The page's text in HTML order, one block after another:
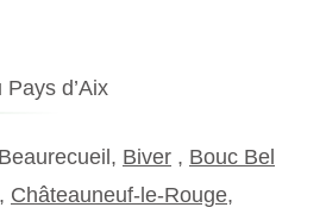
d’Aix
Biver , Bouc Bel
, Châteauneuf-le-Rouge,